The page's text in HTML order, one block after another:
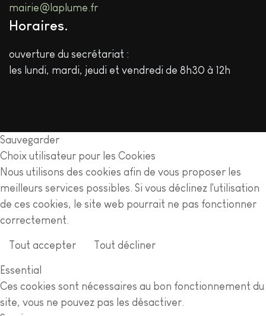
mairie@laplume.fr
Horaires
ouverture du secrétariat :
les lundi, mardi, jeudi et vendredi de 8h30 à 12h
Sauvegarder
Choix utilisateur pour les Cookies
Nous utilisons des cookies afin de vous proposer les
meilleurs services possibles. Si vous déclinez l'utilisation
de ces cookies, le site web pourrait ne pas fonctionner
correctement.
Tout accepter Tout décliner
Essential
Ces cookies sont nécessaires au bon fonctionnement du
site, vous ne pouvez pas les désactiver.